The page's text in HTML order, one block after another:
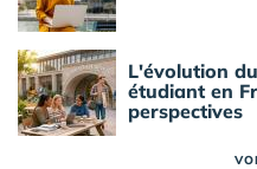
L'évolution
étudiant en
perspectives